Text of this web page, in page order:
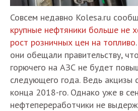
Совсем недавно Kolesa.ru
крупные нефтяники больше не
рост розничных цен на топливо
они обещали правительству,
горючего на АЗС не будет
следующего года. Ведь акцизы
конца 2018-го. Однако уже в
нефтепереработчики не